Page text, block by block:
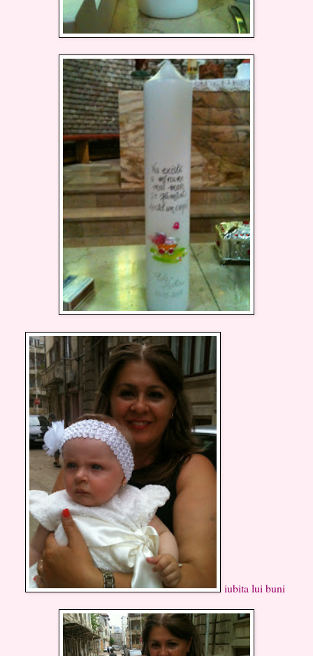
iubita lui buni